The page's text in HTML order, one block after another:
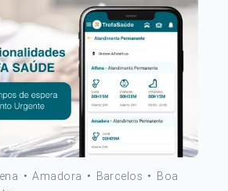
• Amadora • Barcelos • Boa